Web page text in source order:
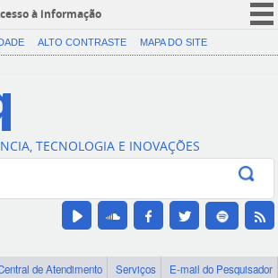
à informação
CORONAVÍRUS (COVID-19)
Canais
ALTO CONTRASTE MAPA DO SITE
TECNOLOGIA E INOVAÇÕES
de Atendimento Serviços
E-mail do Pesquisador